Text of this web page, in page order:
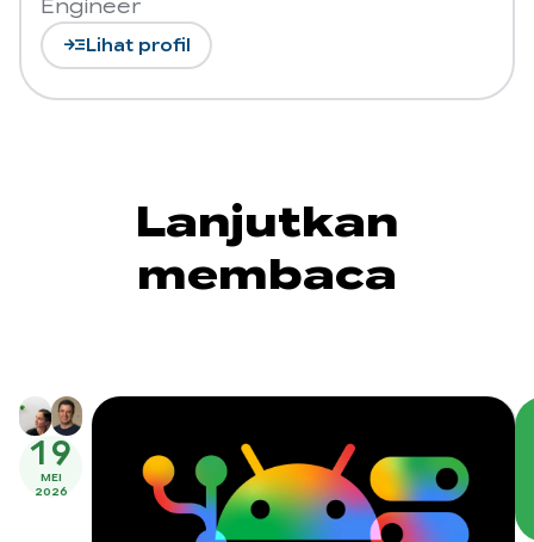
Engineer
read_more Lihat profil
Lanjutkan
membaca
19
MEI
2026